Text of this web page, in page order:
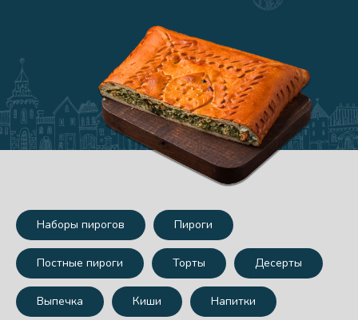
Наборы пирогов Пироги
Постные пироги Торты Десерты
Выпечка Киши Напитки